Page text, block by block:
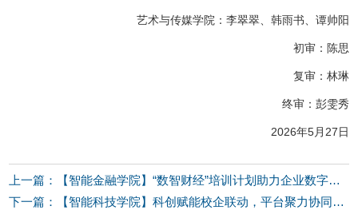
艺术与传媒学院：李翠翠、韩雨书、谭帅阳
初审：陈思
复审：林琳
终审：彭雯秀
2026年5月27日
上一篇：【智能金融学院】“数智财经”培训计划助力企业数字化转型——学院赴四川正汇恒开展培训
下一篇：【智能科技学院】科创赋能校企联动，平台聚力协同发展——学校开展校企合作走访调研